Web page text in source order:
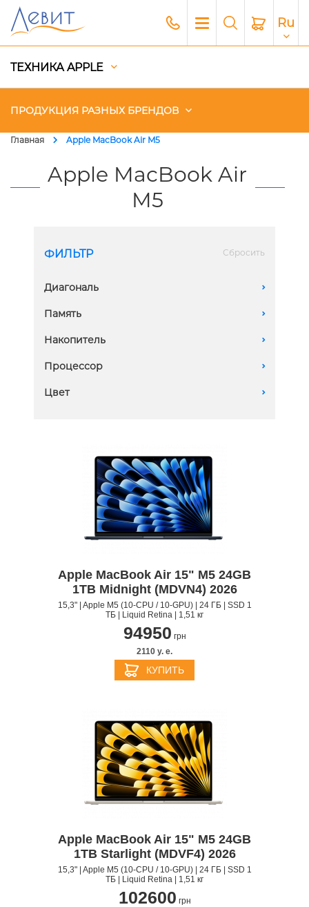
Ru
ТЕХНИКА APPLE
ПРОДУКЦИЯ РАЗНЫХ БРЕНДОВ
Главная Apple MacBook Air M5
Apple MacBook Air
M5
ФИЛЬТР Сбросить
Диагональ A
13.6 дюймов
Память A
16 GB
32 GB
Накопитель A
1Tb SSD
Процессор A
M5 chip - 10‑core CPU, 10‑core GPU
Цвет A
Apple MacBook Air 15" M5 24GB
1TB Midnight (MDVN4) 2026
15,3" | Apple M5 (10-CPU / 10-GPU) | 24 ГБ | SSD 1
ТБ | Liquid Retina | 1,51 кг
94950 грн
2110 y. e.
КУПИТЬ
Apple MacBook Air 15" M5 24GB
1TB Starlight (MDVF4) 2026
15,3" | Apple M5 (10-CPU / 10-GPU) | 24 ГБ | SSD 1
ТБ | Liquid Retina | 1,51 кг
102600 грн